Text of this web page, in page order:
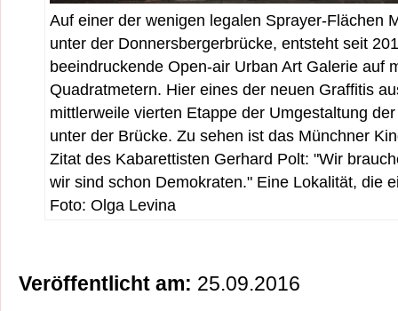
Auf einer der wenigen legalen Sprayer-Flächen
unter der Donnersbergerbrücke, entsteht seit
beeindruckende Open-air Urban Art Galerie auf
Quadratmetern. Hier eines der neuen Graffitis
mittlerweile vierten Etappe der Umgestaltung
unter der Brücke. Zu sehen ist das Münchner
Zitat des Kabarettisten Gerhard Polt: "Wir
wir sind schon Demokraten." Eine Lokalität, die
Foto: Olga Levina
Veröffentlicht am: 25.09.2016